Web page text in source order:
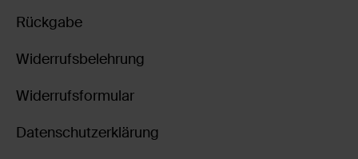
Rückgabe
Widerrufsbelehrung
Widerrufsformular
Datenschutzerklärung